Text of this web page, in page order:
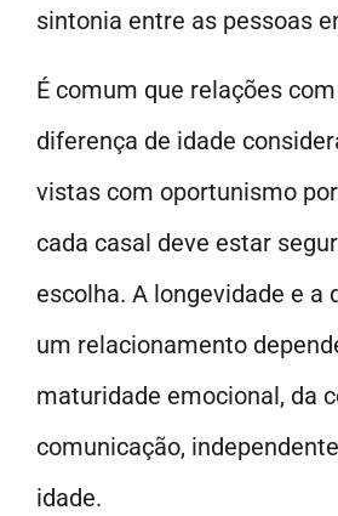
sintonia entre as pessoas
É comum que relações
diferença de idade
vistas com oportunismo
cada casal deve estar
escolha. A longevidade e a
um relacionamento
maturidade emocional, da
comunicação,
idade.